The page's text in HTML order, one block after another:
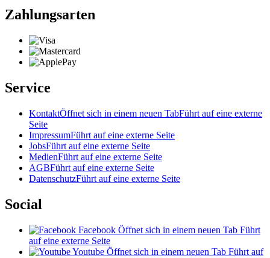
Zahlungsarten
Service
KontaktÖffnet sich in einem neuen TabFührt auf eine externe
Seite
ImpressumFührt auf eine externe Seite
JobsFührt auf eine externe Seite
MedienFührt auf eine externe Seite
AGBFührt auf eine externe Seite
DatenschutzFührt auf eine externe Seite
Social
Facebook Öffnet sich in einem neuen Tab Führt
auf eine externe Seite
Youtube Öffnet sich in einem neuen Tab Führt auf